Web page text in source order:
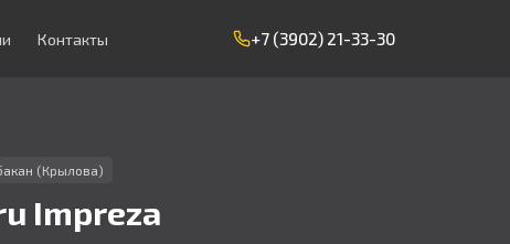
Контакты +7 (3902) 21-33-30
(Крылова)
Impreza